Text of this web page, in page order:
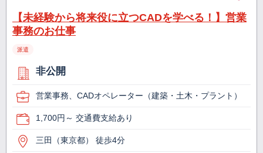
【未経験から将来役に立つCADを学べる！】営業
事務のお仕事
派遣
非公開
営業事務、CADオペレーター（建築・土木・プラント）
1,700円～ 交通費支給あり
三田（東京都） 徒歩4分